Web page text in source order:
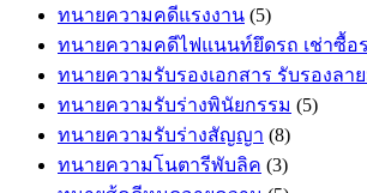
ทนายความคดีแรงงาน (5)
ทนายความคดีไฟแนนท์ยึดรถ เช่าซื้อ
ทนายความรับรองเอกสาร รับรองลา
ทนายความรับร่างพินัยกรรม (5)
ทนายความรับร่างสัญญา (8)
ทนายความโนตารีพับลิค (3)